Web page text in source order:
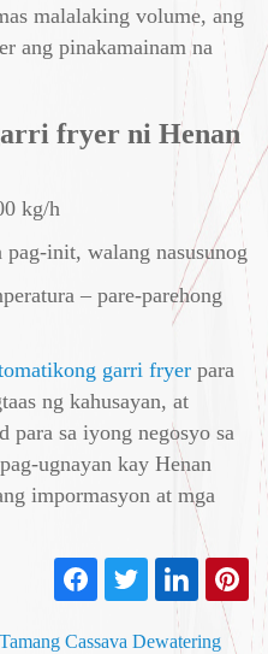
malalaking volume, ang
ang pinakamainam na
fryer ni Henan
kg/h
init, walang nasusunog
– pare-parehong
garri fryer para
ng kahusayan, at
para sa iyong negosyo sa
ugnayan kay Henan
impormasyon at mga
Cassava Dewatering